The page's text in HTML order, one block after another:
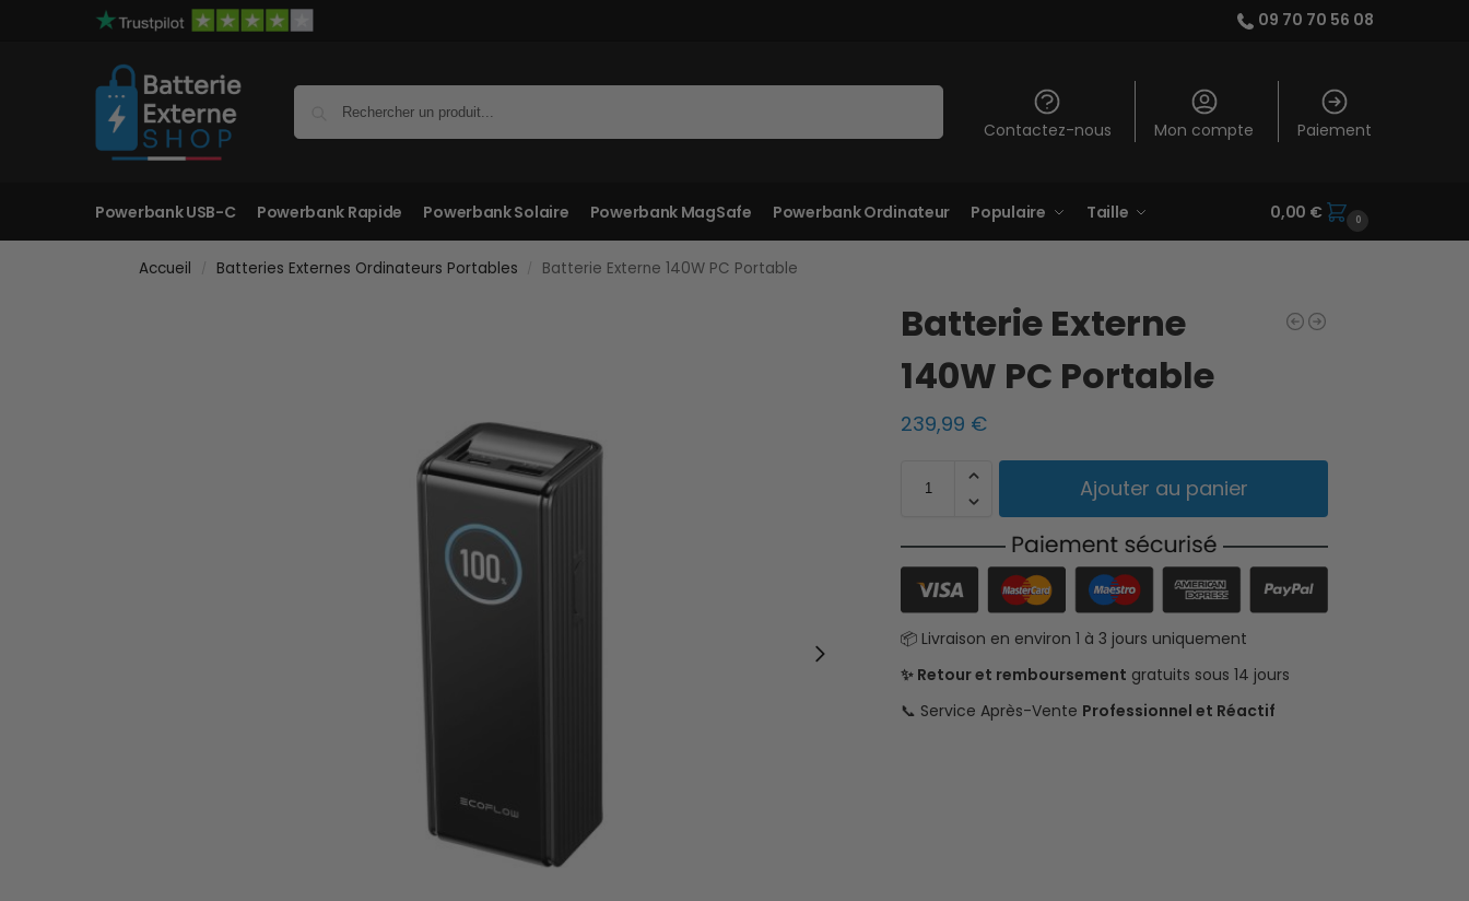
09 70 70 56 08
Contactez-nous Mon compte Paiement
Powerbank USB-C Powerbank Rapide Powerbank Solaire Powerbank MagSafe Powerbank Ordinateur Populaire Taille 0,00 € 0
Accueil Batteries Externes Ordinateurs Portables Batterie Externe 140W PC Portable
Batterie Externe
140W PC Portable
239,99 €
Ajouter au panier
📦 Livraison en environ 1 à 3 jours uniquement
✨ Retour et remboursement gratuits sous 14 jours
📞 Service Après-Vente Professionnel et Réactif